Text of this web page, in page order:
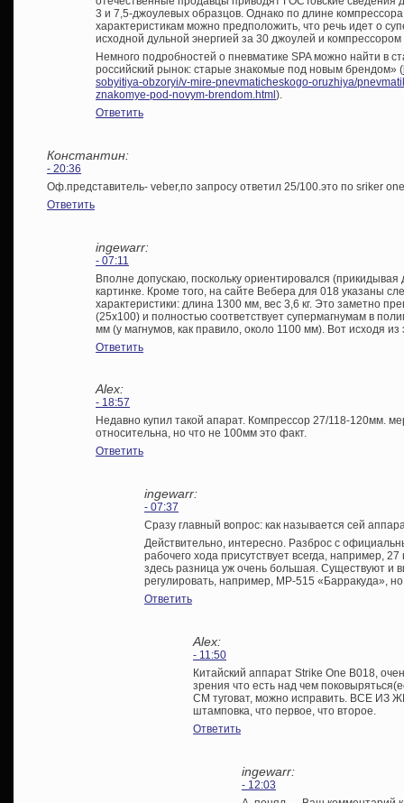
3 и 7,5-джоулевых образцов. Однако по длине
характеристикам можно предположить, что речь идет о
исходной дульной энергией за 30 джоулей и
Немного подробностей о пневматике SPA можно найти в
российский рынок: старые знакомые под новым брендом» (
sobyitiya-obzoryi/v-mire-pnevmaticheskogo-oruzhiya/
znakomye-pod-novym-brendom.html).
Ответить
Константин:
- 20:36
Оф.представитель- veber,по запросу ответил 25/100.это по sriker
Ответить
ingewarr:
- 07:11
Вполне допускаю, поскольку ориентировался (прикидывая
картинке. Кроме того, на сайте Вебера для 018 указаны
характеристики: длина 1300 мм, вес 3,6 кг. Это заметно
(25х100) и полностью соответствует супермагнумам в
мм (у магнумов, как правило, около 1100 мм). Вот исходя
Ответить
Alex:
- 18:57
Недавно купил такой апарат. Компрессор 27/118-120мм.
относительна, но что не 100мм это факт.
Ответить
ingewarr:
- 07:37
Сразу главный вопрос: как называется сей
Действительно, интересно. Разброс с
рабочего хода присутствует всегда, например,
здесь разница уж очень большая. Существуют и
регулировать, например, МР-515 «Барракуда»,
Ответить
Alex:
- 11:50
Китайский аппарат Strike One B018,
зрения что есть над чем
СМ туговат, можно исправить. ВСЕ ИЗ
штамповка, что первое, что второе.
Ответить
ingewarr:
- 12:03